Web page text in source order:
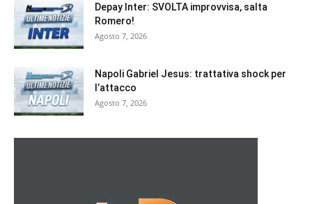
Depay Inter: SVOLTA improvvisa, salta
Romero!
Agosto 7, 2026
Napoli Gabriel Jesus: trattativa shock per
l’attacco
Agosto 7, 2026